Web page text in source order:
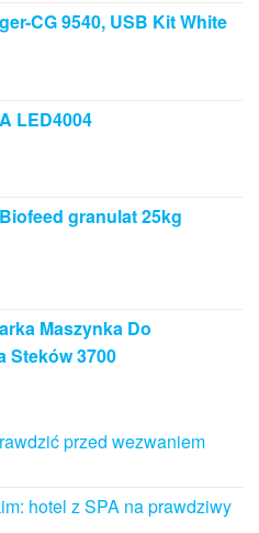
CG 9540, USB Kit White
LED4004
granulat 25kg
Maszynka Do
Steków 3700
przed wezwaniem
hotel z SPA na prawdziwy